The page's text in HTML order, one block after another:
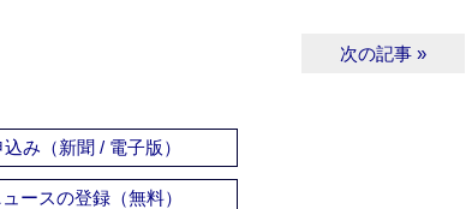
次の記事 »
み（新聞 / 電子版）
ースの登録（無料）